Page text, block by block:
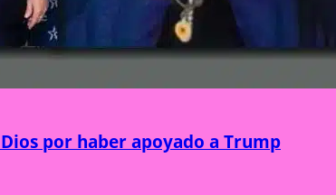
por haber apoyado a Trump